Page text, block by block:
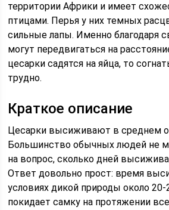
территории Африки и имеет
птицами. Перья у них темных
сильные лапы. Именно благодаря
могут передвигаться на
цесарки садятся на яйца, то
трудно.
Краткое описание
Цесарки высиживают в среднем
Большинство обычных людей не
на вопрос, сколько дней
Ответ довольно прост: время
условиях дикой природы около
покидает самку на протяжении